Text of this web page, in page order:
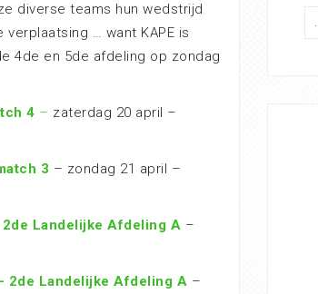
diverse teams hun wedstrijd
… want KAPE is
4de en 5de afdeling op zondag
4 – zaterdag 20 april –
3 – zondag 21 april –
Landelijke Afdeling A –
2de Landelijke Afdeling A –